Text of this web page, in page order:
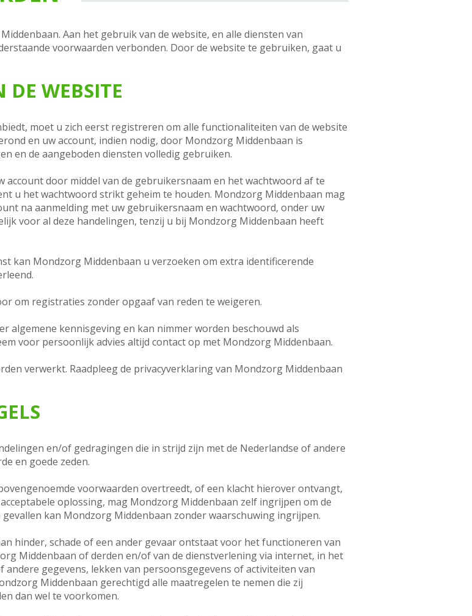
Aan het gebruik van de website, en alle diensten van
voorwaarden verbonden. Door de website te gebruiken, gaat u
DE WEBSITE
moet u zich eerst registreren om alle functionaliteiten van de website
en uw account, indien nodig, door Mondzorg Middenbaan is
en de aangeboden diensten volledig gebruiken.
door middel van de gebruikersnaam en het wachtwoord af te
u het wachtwoord strikt geheim te houden. Mondzorg Middenbaan mag
na aanmelding met uw gebruikersnaam en wachtwoord, onder uw
voor al deze handelingen, tenzij u bij Mondzorg Middenbaan heeft
kan Mondzorg Middenbaan u verzoeken om extra identificerende
om registraties zonder opgaaf van reden te weigeren.
algemene kennisgeving en kan nimmer worden beschouwd als
voor persoonlijk advies altijd contact op met Mondzorg Middenbaan.
verwerkt. Raadpleeg de privacyverklaring van Mondzorg Middenbaan
en/of gedragingen die in strijd zijn met de Nederlandse of andere
en goede zeden.
voorwaarden overtreedt, of een klacht hierover ontvangt,
oplossing, mag Mondzorg Middenbaan zelf ingrijpen om de
kan Mondzorg Middenbaan zonder waarschuwing ingrijpen.
hinder, schade of een ander gevaar ontstaat voor het functioneren van
Middenbaan of derden en/of van de dienstverlening via internet, in het
gegevens, lekken van persoonsgegevens of activiteiten van
Middenbaan gerechtigd alle maatregelen te nemen die zij
dan wel te voorkomen.